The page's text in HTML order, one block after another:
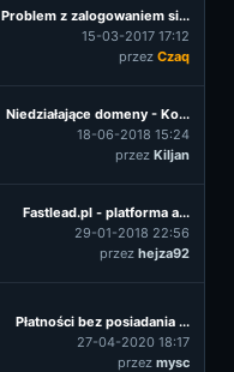
Problem z zalogowaniem si...
15-03-2017 17:12
przez Czaq
Niedziałające domeny - Ko...
18-06-2018 15:24
przez Kiljan
Fastlead.pl - platforma a...
29-01-2018 22:56
przez hejza92
Płatności bez posiadania ...
27-04-2020 18:17
przez mysc